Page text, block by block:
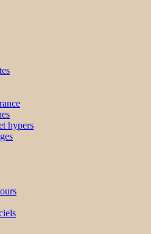
hypers